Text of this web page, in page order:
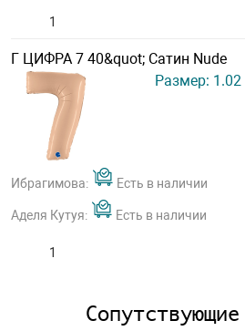
Г ЦИФРА 7 40&quot; Сатин Nude
Размер:
Ибрагимова: Есть в наличии
Аделя Кутуя: Есть в наличии